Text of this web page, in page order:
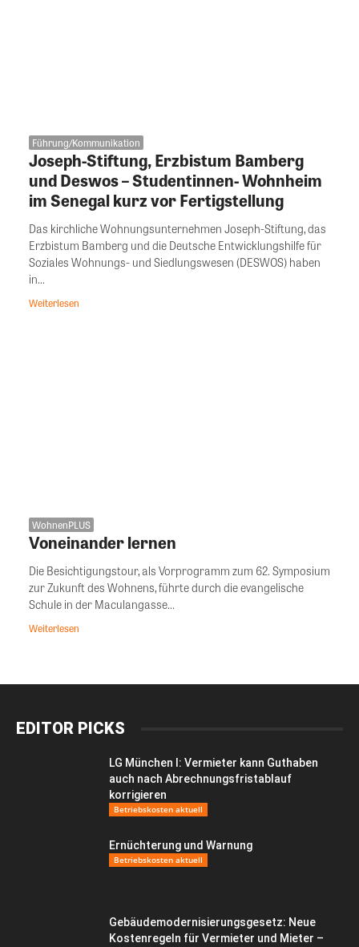
Führung/Kommunikation
Joseph-Stiftung, Erzbistum Bamberg
und Deswos – Studentinnen- Wohnheim
im Senegal kurz vor Fertigstellung
Das kirchliche Wohnungsunternehmen Joseph-Stiftung, das
Erzbistum Bamberg und die Deutsche Entwicklungshilfe für
Soziales Wohnungs- und Siedlungswesen (DESWOS) haben
in...
Weiterlesen
WohnenPLUS
Voneinander lernen
Die Besichtigungstour, als Vorprogramm zum 62. Symposium
zur Zukunft des Wohnens, führte durch die evangelische
Schule in der Maculangasse...
Weiterlesen
EDITOR PICKS
LG München I: Vermieter kann Guthaben
auch nach Abrechnungsfristablauf
korrigieren
Betriebskosten aktuell
Ernüchterung und Warnung
Betriebskosten aktuell
Gebäudemodernisierungsgesetz: Neue
Kostenregeln für Vermieter und Mieter –